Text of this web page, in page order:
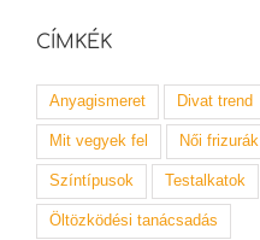
CÍMKÉK
Anyagismeret Divat trend
Mit vegyek fel Női frizurák
Színtípusok Testalkatok
Öltözködési tanácsadás